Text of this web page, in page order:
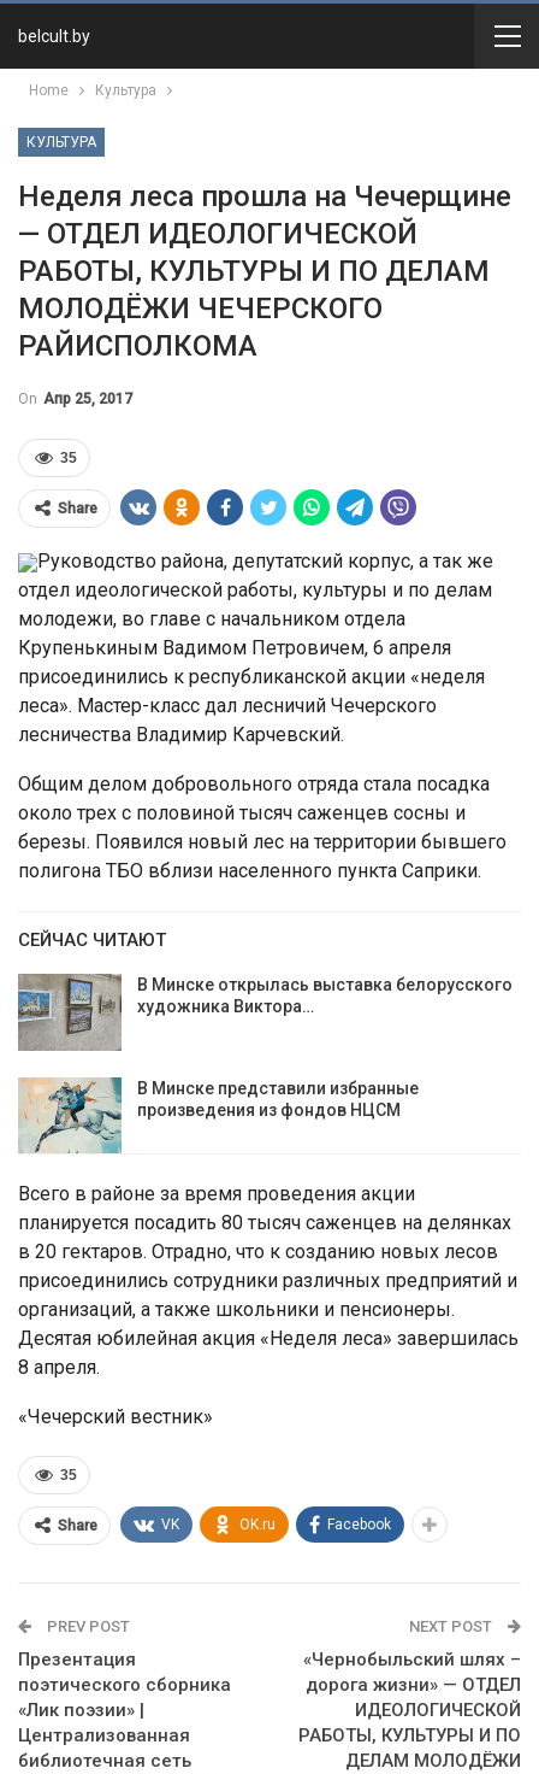
belcult.by
Home Культура
КУЛЬТУРА
Неделя леса прошла на Чечерщине
— ОТДЕЛ ИДЕОЛОГИЧЕСКОЙ
РАБОТЫ, КУЛЬТУРЫ И ПО ДЕЛАМ
МОЛОДЁЖИ ЧЕЧЕРСКОГО
РАЙИСПОЛКОМА
On Апр 25, 2017
35
Share
Руководство района, депутатский корпус, а так же
отдел идеологической работы, культуры и по делам
молодежи, во главе с начальником отдела
Крупенькиным Вадимом Петровичем, 6 апреля
присоединились к республиканской акции «неделя
леса». Мастер-класс дал лесничий Чечерского
лесничества Владимир Карчевский.
Общим делом добровольного отряда стала посадка
около трех с половиной тысяч саженцев сосны и
березы. Появился новый лес на территории бывшего
полигона ТБО вблизи населенного пункта Саприки.
СЕЙЧАС ЧИТАЮТ
В Минске открылась выставка белорусского
художника Виктора…
В Минске представили избранные
произведения из фондов НЦСМ
Всего в районе за время проведения акции
планируется посадить 80 тысяч саженцев на делянках
в 20 гектаров. Отрадно, что к созданию новых лесов
присоединились сотрудники различных предприятий и
организаций, а также школьники и пенсионеры.
Десятая юбилейная акция «Неделя леса» завершилась
8 апреля.
«Чечерский вестник»
35
Share VK OK.ru Facebook
PREV POST
Презентация
поэтического сборника
«Лик поэзии» |
Централизованная
библиотечная сеть
NEXT POST
«Чернобыльский шлях –
дорога жизни» — ОТДЕЛ
ИДЕОЛОГИЧЕСКОЙ
РАБОТЫ, КУЛЬТУРЫ И ПО
ДЕЛАМ МОЛОДЁЖИ